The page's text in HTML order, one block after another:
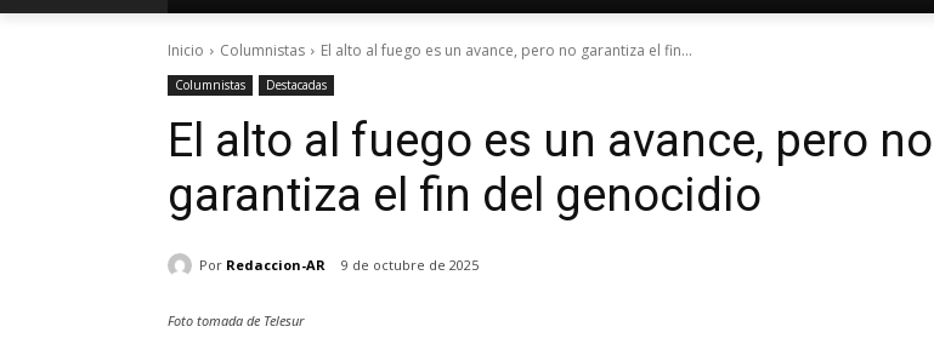
Inicio Columnistas El alto al fuego es un avance, pero no garantiza el fin...
Columnistas Destacadas
El alto al fuego es un avance, pero no
garantiza el fin del genocidio
Por Redaccion-AR 9 de octubre de 2025
Foto tomada de Telesur